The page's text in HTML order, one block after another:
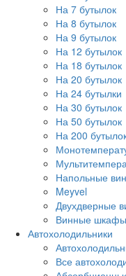
На 7 бутылок
На 8 бутылок
На 9 бутылок
На 12 бутылок
На 18 бутылок
На 20 бутылок
На 24 бутылки
На 30 бутылок
На 50 бутылок
На 200
Напольные
Meyvel
Двухдверные
Винные шкафы
Автохолодильники
Все